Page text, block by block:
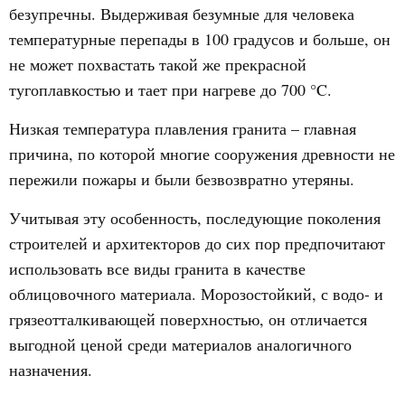
безупречны. Выдерживая безумные для человека
температурные перепады в 100 градусов и больше, он
не может похвастать такой же прекрасной
тугоплавкостью и тает при нагреве до 700 °C.
Низкая температура плавления гранита – главная
причина, по которой многие сооружения древности не
пережили пожары и были безвозвратно утеряны.
Учитывая эту особенность, последующие поколения
строителей и архитекторов до сих пор предпочитают
использовать все виды гранита в качестве
облицовочного материала. Морозостойкий, с водо- и
грязеотталкивающей поверхностью, он отличается
выгодной ценой среди материалов аналогичного
назначения.